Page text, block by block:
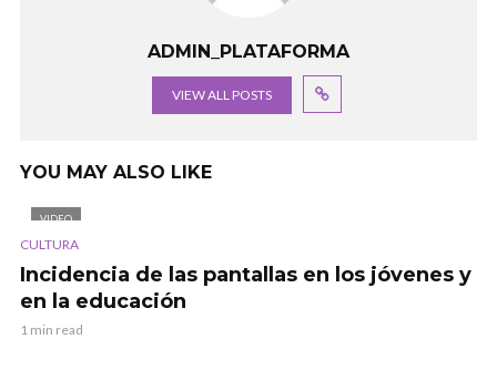
ADMIN_PLATAFORMA
VIEW ALL POSTS
YOU MAY ALSO LIKE
VIDEO
CULTURA
Incidencia de las pantallas en los jóvenes y
en la educación
1 min read